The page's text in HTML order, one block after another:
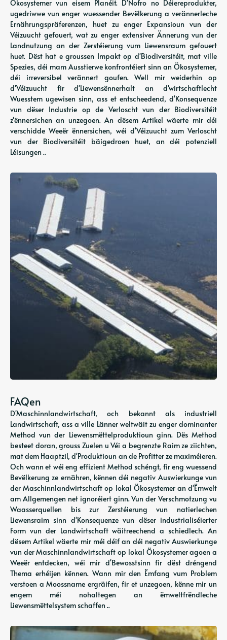
Ökosystemer vun eisem Planéit. D'Nofro no Déiereprodukter,
ugedriwwe vun enger wuessender Bevëlkerung a verännerleche
Ernährungspräferenzen, huet zu enger Expansioun vun der
Véizuucht gefouert, wat zu enger extensiver Ännerung vun der
Landnutzung an der Zerstéierung vum Liewensraum gefouert
huet. Dëst hat e groussen Impakt op d'Biodiversitéit, mat ville
Spezies, déi mam Ausstierwe konfrontéiert sinn an Ökosystemer,
déi irreversibel verännert goufen. Well mir weiderhin op
d'Véizuucht fir d'Liewensënnerhalt an d'wirtschaftlecht
Wuesstem ugewisen sinn, ass et entscheedend, d'Konsequenze
vun dëser Industrie op de Verloscht vun der Biodiversitéit
z'ënnersichen an unzegoen. An dësem Artikel wäerte mir déi
verschidde Weeër ënnersichen, wéi d'Véizuucht zum Verloscht
vun der Biodiversitéit bäigedroen huet, an déi potenziell
Léisungen ..
FAQen
D'Maschinnlandwirtschaft, och bekannt als industriell
Landwirtschaft, ass a ville Länner weltwäit zu enger dominanter
Method vun der Liewensmëttelproduktioun ginn. Dës Method
besteet doran, grouss Zuelen u Véi a begrenzte Raim ze ziichten,
mat dem Haaptzil, d'Produktioun an de Profitter ze maximéieren.
Och wann et wéi eng effizient Method schéngt, fir eng wuessend
Bevëlkerung ze ernähren, kënnen déi negativ Auswierkunge vun
der Maschinnlandwirtschaft op lokal Ökosystemer an d'Ëmwelt
am Allgemengen net ignoréiert ginn. Vun der Verschmotzung vu
Waasserquellen bis zur Zerstéierung vun natierlechen
Liewensraim sinn d'Konsequenze vun dëser industrialiséierter
Form vun der Landwirtschaft wäitreechend a schiedlech. An
dësem Artikel wäerte mir méi déif an déi negativ Auswierkunge
vun der Maschinnlandwirtschaft op lokal Ökosystemer agoen a
Weeër entdecken, wéi mir d'Bewosstsinn fir dëst dréngend
Thema erhéijen kënnen. Wann mir den Ëmfang vum Problem
verstoen a Moossname ergräifen, fir et unzegoen, kënne mir un
engem méi nohaltegen an ëmweltfrëndleche
Liewensmëttelsystem schaffen ..